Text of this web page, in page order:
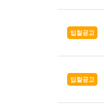
입찰공고
입찰공고